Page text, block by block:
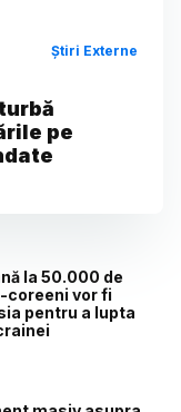
Știri Externe
pe
la 50.000 de
coreeni vor fi
pentru a lupta